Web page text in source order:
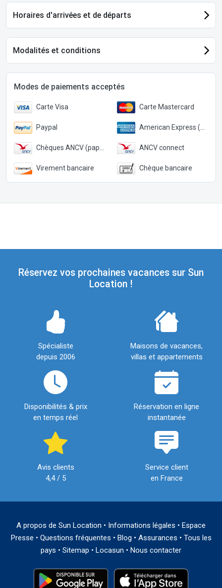
Horaires d'arrivées et de départs
Modalités et conditions
Modes de paiements acceptés
Carte Visa Carte Mastercard
Paypal American Express (Paypal)
Chèques ANCV (papier) ANCV connect
Virement bancaire Chèque bancaire
Réservez vos prochaines vacances sur Sun
Location !
Spécialiste
depuis 2006
Maisons de vacances,
villas et appartements
Disponibilités & prix
en temps réel
Réservation en ligne
instantanée
Avis clients
4,4 / 5
Service client
en France
A propos de Sun Location • Informations légales • Espace
Presse • Questions fréquentes • Blog • Assurances • Tous les
pays • Sitemap • Locasun • Nous contacter